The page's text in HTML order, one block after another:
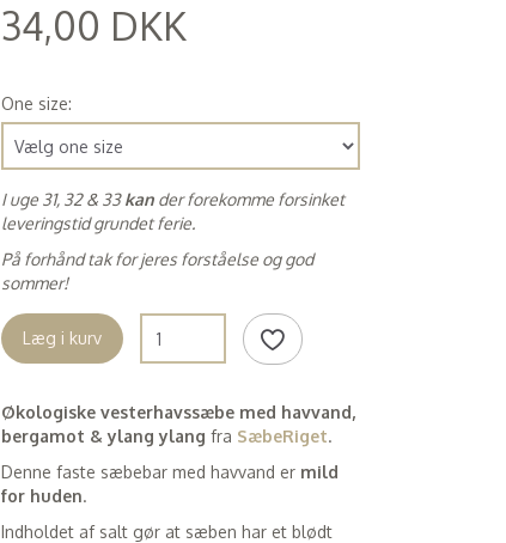
34,00 DKK
One size:
I uge 31, 32 & 33kan der forekomme forsinket
leveringstid grundet ferie.
På forhånd tak for jeres forståelse og god
sommer!
Læg i kurv
Økologiske vesterhavssæbe med havvand,
bergamot & ylang ylang fra SæbeRiget.
Denne faste sæbebar med havvand er mild
for huden.
Indholdet af salt gør at sæben har et blødt